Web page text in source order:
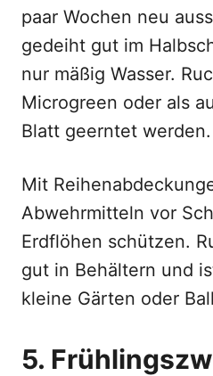
paar Wochen neu
gedeiht gut im
nur mäßig Wasser.
Microgreen oder als
Blatt geerntet werden.
Mit
Abwehrmitteln vor
Erdflöhen schützen.
gut in Behältern und
kleine Gärten oder
5.